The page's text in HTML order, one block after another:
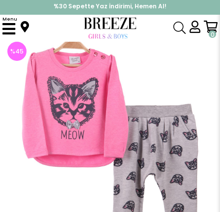
%30 Sepette Yaz İndirimi, Hemen Al!
İndirimlere ek %10 İndirimi Kap, Hemen Üye Ol!
0
Menu
Anasayfa Takımlar Eşofman Takım Kız Bebek Eşofman Takımı Kedi Baskılı Fuşya (9 Ay)
%45
İndirim